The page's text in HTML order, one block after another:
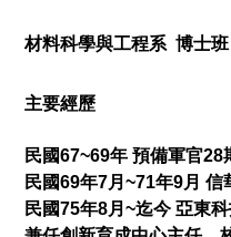
材料科學與工程系 博士
主要經歷
民國67~69年 預備軍官28
民國69年7月~71年9月
民國75年8月~迄今 亞東